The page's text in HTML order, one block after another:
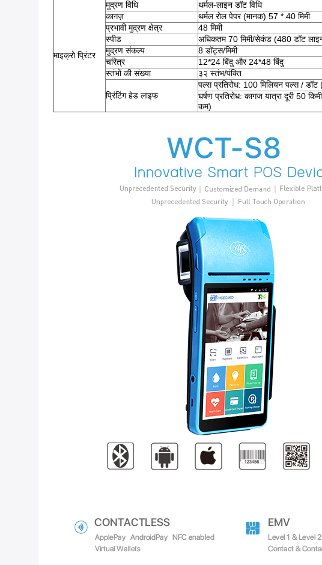
माइक्रो प्रिंटर
मुद्रण विधि
थर्मल-लाइन डॉट विधि
कागज़
थर्मल रोल पेपर (मानक) 57 * 40 मिमी
प्रभावी मुद्रण क्षेत्र
48 मिमी
स्पीड
अधिकतम 70 मिमी/सेकंड (480 डॉट
मुद्रण संकल्प
8 डॉट्स/मिमी
चरित्र
12*24 बिंदु और 24*48 बिंदु
स्तंभों की संख्या
३२ स्तंभ/पंक्ति
प्रिंटिंग हेड लाइफ
पल्स प्रतिरोध: 100 मिलियन पल्स / डॉट
घर्षण प्रतिरोध: कागज यात्रा दूरी 50
कम)